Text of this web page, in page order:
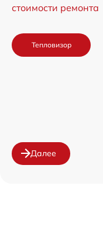
стоимости ремонта
Тепловизор
Далее